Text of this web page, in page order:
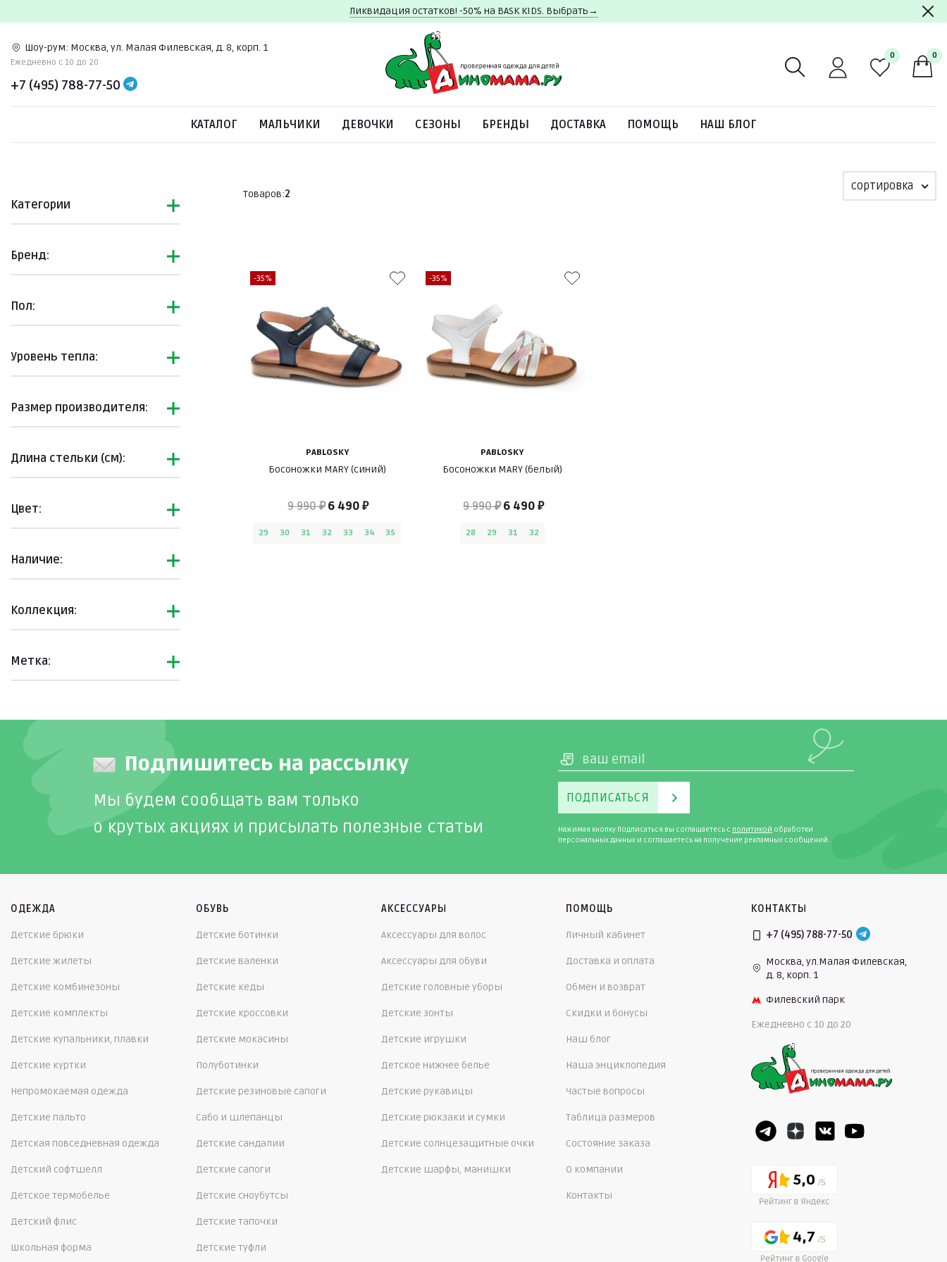
Ликвидация остатков! -50% на BASK KIDS. Выбрать→
Шоу-рум: Москва, ул. Малая Филевская, д. 8, корп. 1
Ежедневно c 10 до 20
+7 (495) 788-77-50
0 0
КАТАЛОГ МАЛЬЧИКИ ДЕВОЧКИ СЕЗОНЫ БРЕНДЫ ДОСТАВКА ПОМОЩЬ НАШ БЛОГ
Категории
Бренд:
Пол:
Уровень тепла:
Размер производителя:
Длина стельки (см):
Цвет:
Наличие:
Коллекция:
Метка:
Товаров:2
сортировка
-35%
PABLOSKY
Босоножки MARY (синий)
9 990 ₽6 490 ₽
29 30 31 32 33 34 35
-35%
PABLOSKY
Босоножки MARY (белый)
9 990 ₽ 6 490 ₽
28 29 31 32
Подпишитесь на рассылку
Мы будем сообщать вам только
о крутых акциях и присылать полезные статьи
ПОДПИСАТЬСЯ
Нажимая кнопку Подписаться вы соглашаетесь с политикой обработки
персональных данных и соглашаетесь на получение рекламных сообщений.
ОДЕЖДА
Детские брюки
Детские жилеты
Детские комбинезоны
Детские комплекты
Детские купальники, плавки
Детские куртки
Непромокаемая одежда
Детские пальто
Детская повседневная одежда
Детский софтшелл
Детское термобелье
Детский флис
Школьная форма
ОБУВЬ
Детские ботинки
Детские валенки
Детские кеды
Детские кроссовки
Детские мокасины
Полуботинки
Детские резиновые сапоги
Сабо и шлепанцы
Детские сандалии
Детские сапоги
Детские сноубутсы
Детские тапочки
Детские туфли
АКСЕССУАРЫ
Аксессуары для волос
Аксессуары для обуви
Детские головные уборы
Детские зонты
Детские игрушки
Детское нижнее белье
Детские рукавицы
Детские рюкзаки и сумки
Детские солнцезащитные очки
Детские шарфы, манишки
ПОМОЩЬ
Личный кабинет
Доставка и оплата
Обмен и возврат
Скидки и бонусы
Наш блог
Наша энциклопедия
Частые вопросы
Таблица размеров
Состояние заказа
О компании
Контакты
КОНТАКТЫ
+7 (495) 788-77-50
Москва, ул.Малая Филевская,
д. 8, корп. 1
Филевский парк
Ежедневно c 10 до 20
5,0
4,7